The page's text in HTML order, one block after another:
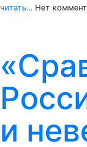
читать... Нет
и